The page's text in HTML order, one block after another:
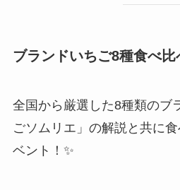
ブランドいちご8種食べ
全国から厳選した8種類のブ
ごソムリエ」の解説と共に
ベント！✨